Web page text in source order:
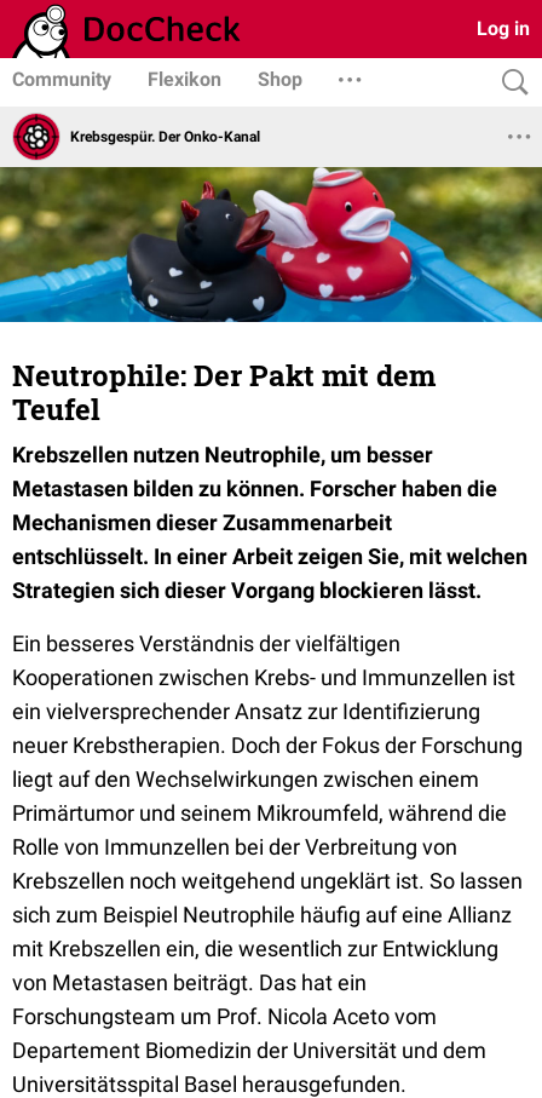
Log in
Community Flexikon Shop
Krebsgespür. Der Onko-Kanal
Neutrophile: Der Pakt mit dem
Teufel
Krebszellen nutzen Neutrophile, um besser
Metastasen bilden zu können. Forscher haben die
Mechanismen dieser Zusammenarbeit
entschlüsselt. In einer Arbeit zeigen Sie, mit welchen
Strategien sich dieser Vorgang blockieren lässt.
Ein besseres Verständnis der vielfältigen
Kooperationen zwischen Krebs- und Immunzellen ist
ein vielversprechender Ansatz zur Identifizierung
neuer Krebstherapien. Doch der Fokus der Forschung
liegt auf den Wechselwirkungen zwischen einem
Primärtumor und seinem Mikroumfeld, während die
Rolle von Immunzellen bei der Verbreitung von
Krebszellen noch weitgehend ungeklärt ist. So lassen
sich zum Beispiel Neutrophile häufig auf eine Allianz
mit Krebszellen ein, die wesentlich zur Entwicklung
von Metastasen beiträgt. Das hat ein
Forschungsteam um Prof. Nicola Aceto vom
Departement Biomedizin der Universität und dem
Universitätsspital Basel herausgefunden.